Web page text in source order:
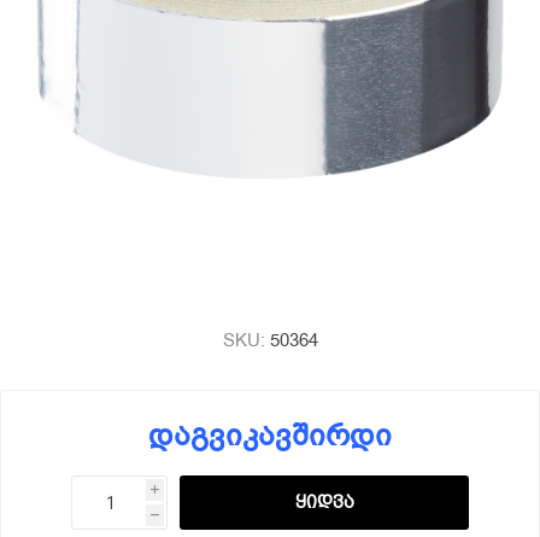
SKU: 50364
დაგვიკავშირდი
i
h